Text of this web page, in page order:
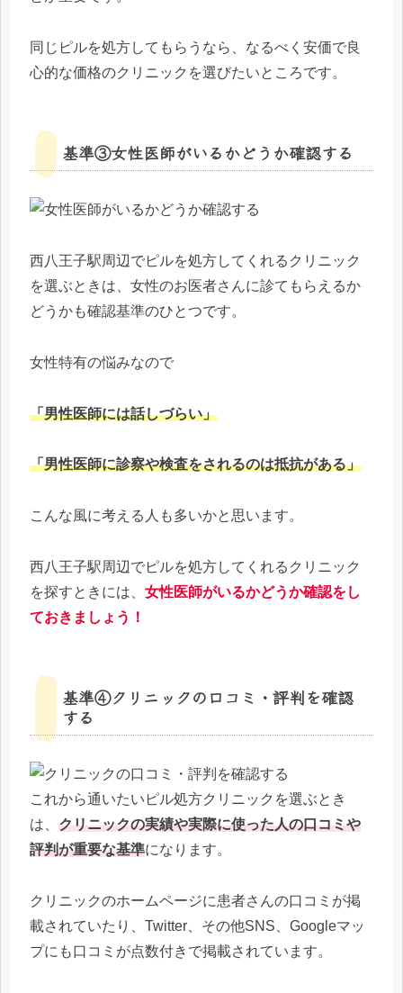
同じピルを処方してもらうなら、なるべく安価で良
心的な価格のクリニックを選びたいところです。
基準③女性医師がいるかどうか確認する
西八王子駅周辺でピルを処方してくれるクリニック
を選ぶときは、女性のお医者さんに診てもらえるか
どうかも確認基準のひとつです。
女性特有の悩みなので
「男性医師には話しづらい」
「男性医師に診察や検査をされるのは抵抗がある」
こんな風に考える人も多いかと思います。
西八王子駅周辺でピルを処方してくれるクリニック
を探すときには、 女性医師がいるかどうか確認をし
ておきましょう！
基準④クリニックの口コミ・評判を確認
する
これから通いたいピル処方クリニックを選ぶとき
は、 クリニックの実績や実際に使った人の口コミや
評判が重要な基準になります。
クリニックのホームページに患者さんの口コミが掲
載されていたり、Twitter、その他SNS、Googleマッ
プにも口コミが点数付きで掲載されています。